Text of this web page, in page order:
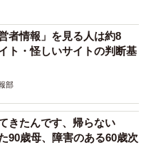
者情報」を見る人は約8
・怪しいサイトの判断基
部
きたんです、帰らない
90歳母、障害のある60歳次